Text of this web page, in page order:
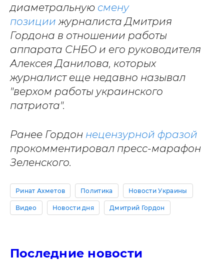
диаметральную смену
позициижурналиста Дмитрия
Гордона в отношении работы
аппарата СНБО и его руководителя
Алексея Данилова, которых
журналист еще недавно называл
"верхом работы украинского
патриота".
Ранее Гордон нецензурной фразой
прокомментировал пресс-марафон
Зеленского.
Ринат Ахметов Политика Новости Украины
Видео Новости дня Дмитрий Гордон
Последние новости